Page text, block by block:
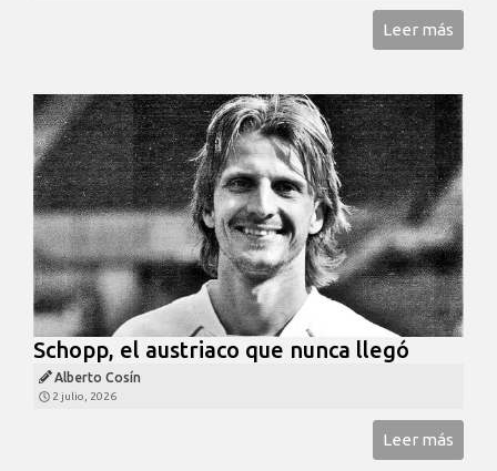
Leer más
Schopp, el austriaco que nunca llegó
Alberto Cosín
2 julio, 2026
Leer más